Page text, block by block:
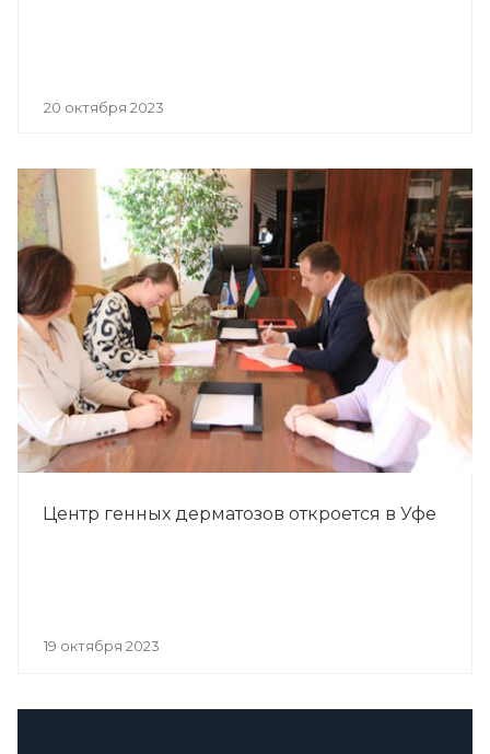
20 октября 2023
Центр генных дерматозов откроется в Уфе
19 октября 2023